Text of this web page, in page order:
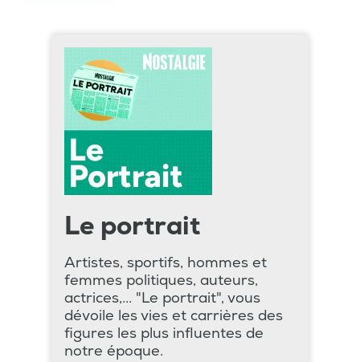
Le portrait
Artistes, sportifs, hommes et
femmes politiques, auteurs,
actrices,... "Le portrait", vous
dévoile les vies et carrières des
figures les plus influentes de
notre époque.